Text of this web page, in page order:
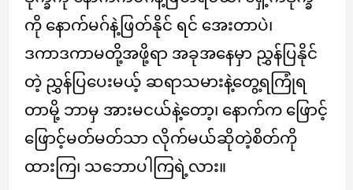
ကို နောက်မဂ်နဲ့ဖြတ်နိုင် ရင် အေးတာပဲ၊
ဒကာဒကာမတို့အဖို့ရာ အခုအနေမှာ ညွှန်ပြနိုင်
တဲ့ ညွှန်ပြပေးမယ့် ဆရာသမားနဲ့တွေ့ရကြုံရ
တာမို့ ဘာမှ အားမငယ်နဲ့တော့၊ နောက်က ဖြောင့်
ဖြောင့်မတ်မတ်သာ လိုက်မယ်ဆိုတဲ့စိတ်ကို
ထားကြ၊ သဘောပါကြရဲ့လား။